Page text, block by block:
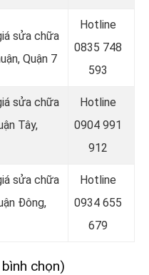
sửa chữa
Quận 7
Hotline
0835 748
593
sửa chữa
Tây,
Hotline
0904 991
912
sửa chữa
Đông,
Hotline
0934 655
679
chọn)